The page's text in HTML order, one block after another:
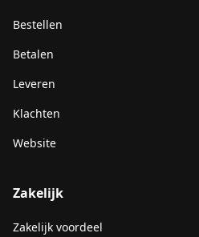
Bestellen
Betalen
Leveren
Klachten
Website
Zakelijk
Zakelijk voordeel